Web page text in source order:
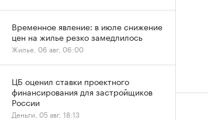
Временное явление: в июле снижение
цен на жилье резко замедлилось
Жилье, 06 авг, 06:00
ЦБ оценил ставки проектного
финансирования для застройщиков
России
Деньги, 05 авг, 18:13